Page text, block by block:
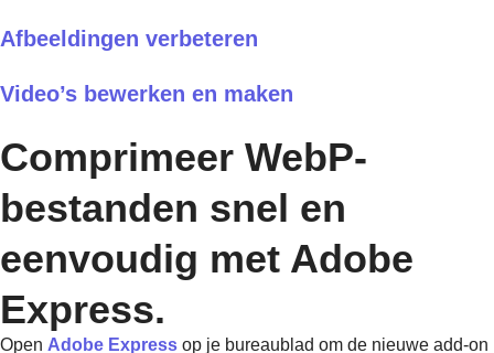
Afbeeldingen verbeteren
Video’s bewerken en maken
Comprimeer WebP-
bestanden snel en
eenvoudig met Adobe
Express.
Open Adobe Express op je bureaublad om de nieuwe add-on